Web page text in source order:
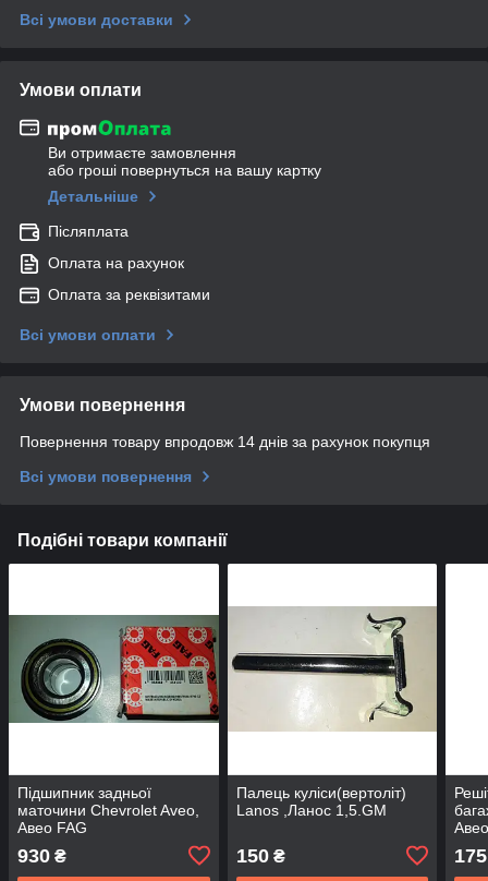
Всі умови доставки
Умови оплати
Ви отримаєте замовлення
або гроші повернуться на вашу картку
Детальніше
Післяплата
Оплата на рахунок
Оплата за реквізитами
Всі умови оплати
Умови повернення
Повернення товару впродовж 14 днів за рахунок покупця
Всі умови повернення
Подібні товари компанії
Підшипник задньої
маточини Chevrolet Aveo,
Авео FAG
(Т200\250\255) оригінал
930 ₴
Палець куліси(вертоліт)
Lanos ,Ланос 1,5.GM
150₴ 175